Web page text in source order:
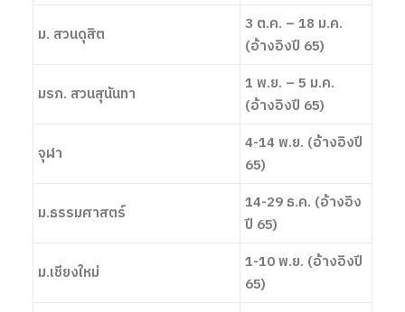
ม. สวนดุสิต
3 ต.ค. – 18 ม.ค.
(อ้างอิงปี 65)
มรภ. สวนสุนันทา
1 พ.ย. – 5 ม.ค.
(อ้างอิงปี 65)
จุฬา
4-14 พ.ย. (อ้างอิงปี
65)
ม.ธรรมศาสตร์
14-29 ธ.ค. (อ้างอิง
ปี 65)
ม.เชียงใหม่
1-10 พ.ย. (อ้างอิงปี
65)